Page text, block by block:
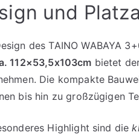
und
des TAINO WABAYA
112×53,5x103cm bietet
Die kompakte
bis hin zu großzügigen
Highlight sind die